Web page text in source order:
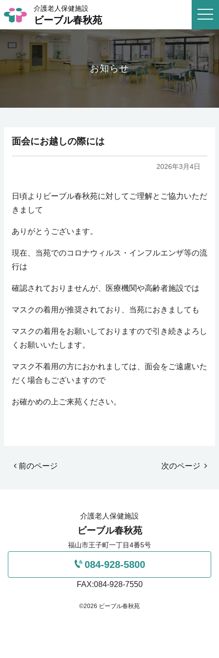
介護老人保健施設
ビーブル春秋苑
お知らせ
面会にお越しの際には
2026年3月4日
日頃よりビーブル春秋苑に対してご理解とご協力いただ
きまして
ありがとうございます。
現在、当苑でのコロナウィルス・インフルエンザ等の流
行は
確認されておりませんが、医療機関や高齢者施設では
マスクの着用が推奨されており、当苑におきましても
マスクの着用をお願いしておりますので引き続きよろし
くお願いいたします。
マスク不着用の方におかれましては、面会をご遠慮いた
だく場合もございますので
お確かめの上ご来苑ください。
前のページ 次のページ
介護老人保健施設
ビーブル春秋苑
福山市王子町一丁目4番5号
084-928-5800
FAX:084-928-7550
©2026 ビーブル春秋苑